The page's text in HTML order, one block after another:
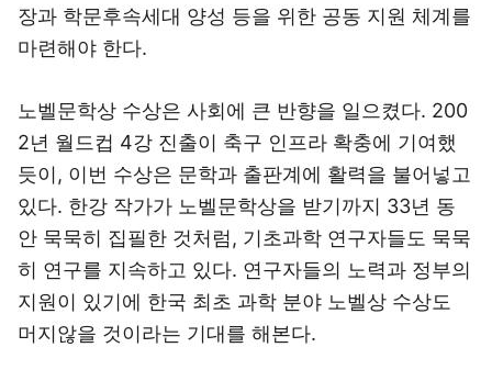
장과 학문후속세대 양성 등을 위한 공동 지원 체계를
마련해야 한다.
노벨문학상 수상은 사회에 큰 반향을 일으켰다. 200
2년 월드컵 4강 진출이 축구 인프라 확충에 기여했
듯이, 이번 수상은 문학과 출판계에 활력을 불어넣고
있다. 한강 작가가 노벨문학상을 받기까지 33년 동
안 묵묵히 집필한 것처럼, 기초과학 연구자들도 묵묵
히 연구를 지속하고 있다. 연구자들의 노력과 정부의
지원이 있기에 한국 최초 과학 분야 노벨상 수상도
머지않을 것이라는 기대를 해본다.